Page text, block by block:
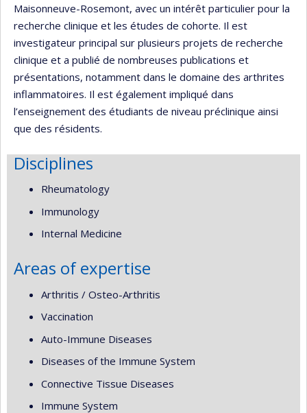
Maisonneuve-Rosemont, avec un intérêt particulier pour la
recherche clinique et les études de cohorte. Il est
investigateur principal sur plusieurs projets de recherche
clinique et a publié de nombreuses publications et
présentations, notamment dans le domaine des arthrites
inflammatoires. Il est également impliqué dans
l’enseignement des étudiants de niveau préclinique ainsi
que des résidents.
Disciplines
Rheumatology
Immunology
Internal Medicine
Areas of expertise
Arthritis / Osteo-Arthritis
Vaccination
Auto-Immune Diseases
Diseases of the Immune System
Connective Tissue Diseases
Immune System